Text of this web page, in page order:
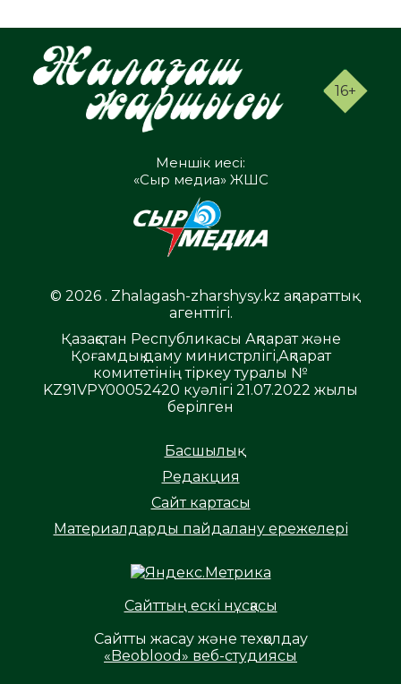
16+
Меншік иесі:
«Сыр медиа» ЖШС
© 2026 . Zhalagash-zharshysy.kz ақпараттық
агенттігі.
Қазақстан Республикасы Ақпарат және
Қоғамдық даму министрлігі,Ақпарат
комитетінің тіркеу туралы №
KZ91VPY00052420 куәлігі 21.07.2022 жылы
берілген
Басшылық
Редакция
Сайт картасы
Материалдарды пайдалану ережелері
Сайттың ескі нұсқасы
Сайтты жасау және техқолдау
«Beoblood» веб-студиясы